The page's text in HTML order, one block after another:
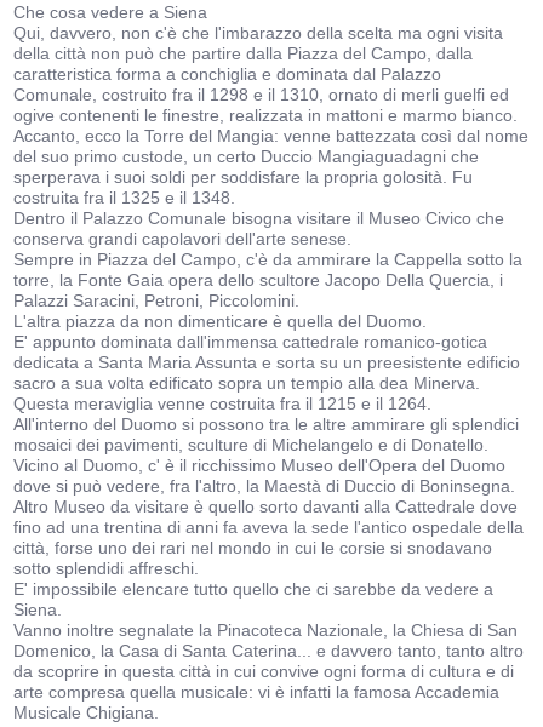
Che cosa vedere a Siena
Qui, davvero, non c'è che l'imbarazzo della scelta ma ogni visita
della città non può che partire dalla Piazza del Campo, dalla
caratteristica forma a conchiglia e dominata dal Palazzo
Comunale, costruito fra il 1298 e il 1310, ornato di merli guelfi ed
ogive contenenti le finestre, realizzata in mattoni e marmo bianco.
Accanto, ecco la Torre del Mangia: venne battezzata così dal nome
del suo primo custode, un certo Duccio Mangiaguadagni che
sperperava i suoi soldi per soddisfare la propria golosità. Fu
costruita fra il 1325 e il 1348.
Dentro il Palazzo Comunale bisogna visitare il Museo Civico che
conserva grandi capolavori dell'arte senese.
Sempre in Piazza del Campo, c'è da ammirare la Cappella sotto la
torre, la Fonte Gaia opera dello scultore Jacopo Della Quercia, i
Palazzi Saracini, Petroni, Piccolomini.
L'altra piazza da non dimenticare è quella del Duomo.
E' appunto dominata dall'immensa cattedrale romanico-gotica
dedicata a Santa Maria Assunta e sorta su un preesistente edificio
sacro a sua volta edificato sopra un tempio alla dea Minerva.
Questa meraviglia venne costruita fra il 1215 e il 1264.
All'interno del Duomo si possono tra le altre ammirare gli splendici
mosaici dei pavimenti, sculture di Michelangelo e di Donatello.
Vicino al Duomo, c' è il ricchissimo Museo dell'Opera del Duomo
dove si può vedere, fra l'altro, la Maestà di Duccio di Boninsegna.
Altro Museo da visitare è quello sorto davanti alla Cattedrale dove
fino ad una trentina di anni fa aveva la sede l'antico ospedale della
città, forse uno dei rari nel mondo in cui le corsie si snodavano
sotto splendidi affreschi.
E' impossibile elencare tutto quello che ci sarebbe da vedere a
Siena.
Vanno inoltre segnalate la Pinacoteca Nazionale, la Chiesa di San
Domenico, la Casa di Santa Caterina... e davvero tanto, tanto altro
da scoprire in questa città in cui convive ogni forma di cultura e di
arte compresa quella musicale: vi è infatti la famosa Accademia
Musicale Chigiana.